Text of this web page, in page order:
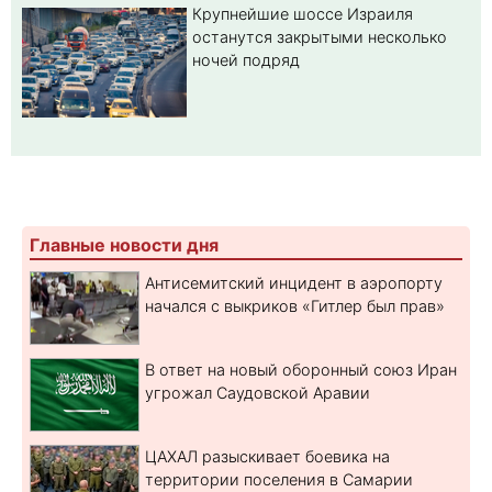
Крупнейшие шоссе Израиля
останутся закрытыми несколько
ночей подряд
Главные новости дня
Антисемитский инцидент в аэропорту
начался с выкриков «Гитлер был прав»
В ответ на новый оборонный союз Иран
угрожал Саудовской Аравии
ЦАХАЛ разыскивает боевика на
территории поселения в Самарии